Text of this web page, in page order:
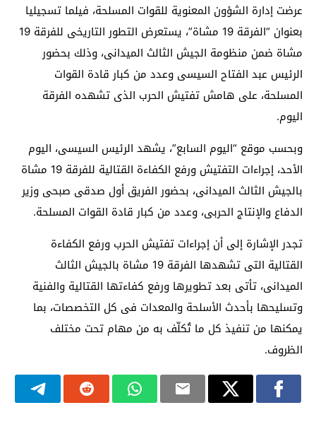
عرضت إدارة الشؤون المعنوية للقوات المسلحة، فيلما تسجيليا
بعنوان “الفرقة 19 مشاة”، يستعرض التطور التاريخى للفرقة 19
مشاة ضمن منظومة الجيش الثالث الميدانى، وذلك بحضور
الرئيس عبد الفتاح السيسى وعدد من كبار قادة القوات
المسلحة، على هامش تفتيش الحرب الذى تشهده الفرقة
اليوم.
وبحسب موقع “اليوم السابع”، يشهد الرئيس السيسى، اليوم
الأحد، إجراءات التفتيش ورفع الكفاءة القتالية للفرقة 19 مشاة
بالجيش الثالث الميدانى، بحضور الفريق أول صدقى صبحى وزير
الدفاع والإنتاج الحربى، وعدد من كبار قادة القوات المسلحة.
تجدر الإشارة إلى أن إجراءات تفتيش الحرب ورفع الكفاءة
القتالية التى تشهدها الفرقة 19 مشاة بالجيش الثالث
الميدانى، تأتى بعد تطويرها ورفع كفاءتها القتالية والفنية
وتسليحها بأحدث الأسلحة والمعدات فى كل التخصصات، بما
يمكنها من تنفيذ كل ما تُكلّف به من مهام تحت مختلف
الظروف.